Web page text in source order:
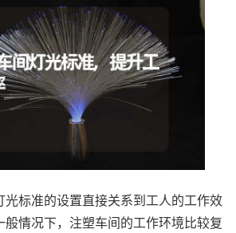
光标准的设置直接关系到工人的工作效
情况下，注塑车间的工作环境比较复